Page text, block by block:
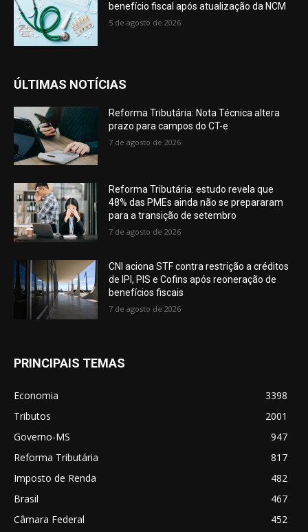
benefício fiscal após atualização da NCM
5 de agosto de 2026
ÚLTIMAS NOTÍCIAS
Reforma Tributária: Nota Técnica altera
prazo para campos do CT-e
7 de agosto de 2026
Reforma Tributária: estudo revela que
48% das PMEs ainda não se prepararam
para a transição de setembro
7 de agosto de 2026
CNI aciona STF contra restrição a créditos
de IPI, PIS e Cofins após reoneração de
benefícios fiscais
7 de agosto de 2026
PRINCIPAIS TEMAS
Economia
3398
Tributos
2001
Governo-MS
947
Reforma Tributária
817
Imposto de Renda
482
Brasil
467
Câmara Federal
452